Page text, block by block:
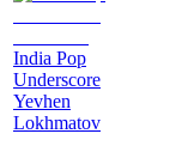
India Pop
Underscore
Yevhen
Lokhmatov